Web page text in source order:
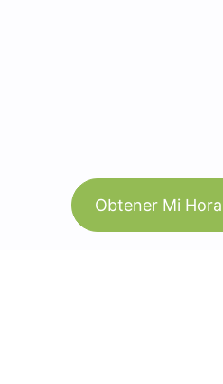
Obtener Mi